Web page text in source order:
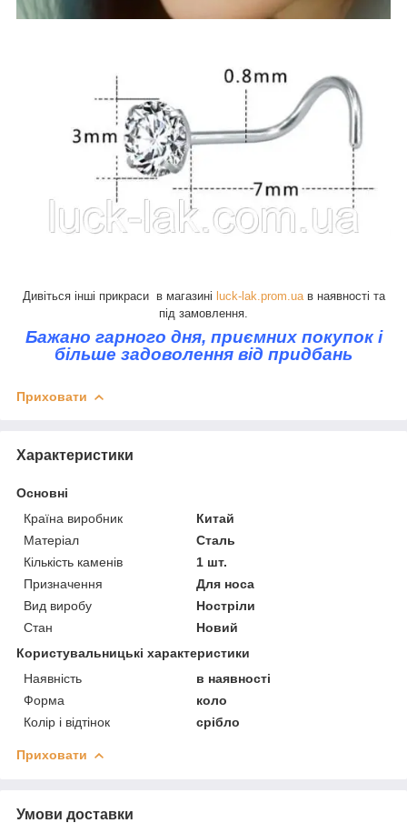
Дивіться інші прикраси в магазині luck-lak.prom.uaв наявності та
під замовлення.
Бажано гарного дня, приємних покупок і
більше задоволення від придбань
Приховати
Характеристики
Основні
Країна виробник
Китай
Матеріал
Сталь
Кількість каменів
1 шт.
Призначення
Для носа
Вид виробу
Ностріли
Стан
Новий
Користувальницькі характеристики
Наявність
в наявності
Форма
коло
Колір і відтінок
срібло
Приховати
Умови доставки